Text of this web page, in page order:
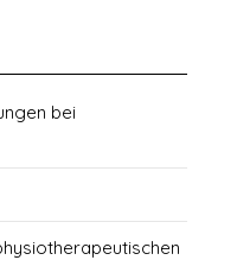
bei